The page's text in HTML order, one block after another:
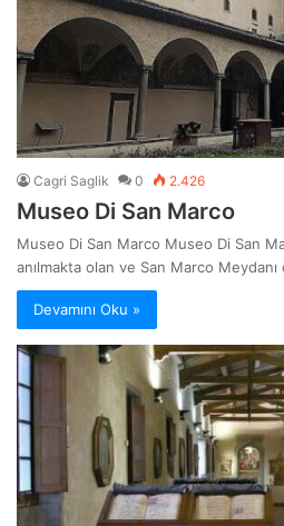
Cagri Saglik 0 2.426
Museo Di San Marco
Museo Di San Marco Museo Di San
anılmakta olan ve San Marco
Devamını Oku »